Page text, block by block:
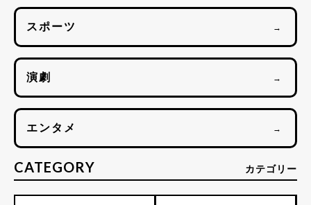
スポーツ →
演劇 →
エンタメ →
CATEGORY カテゴリー